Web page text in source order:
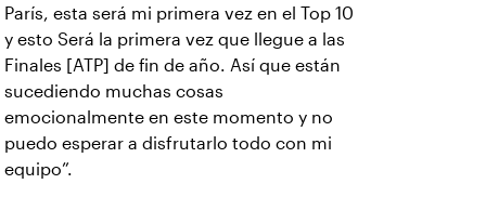
París, esta será mi primera vez en el Top 10
y esto Será la primera vez que llegue a las
Finales [ATP] de fin de año. Así que están
sucediendo muchas cosas
emocionalmente en este momento y no
puedo esperar a disfrutarlo todo con mi
equipo”.